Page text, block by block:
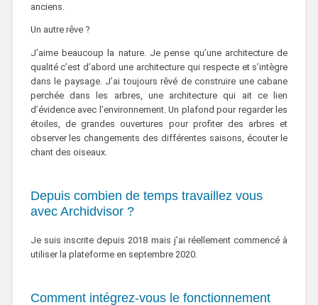
anciens.
Un autre rêve ?
J’aime beaucoup la nature. Je pense qu’une architecture de
qualité c’est d’abord une architecture qui respecte et s’intègre
dans le paysage. J’ai toujours rêvé de construire une cabane
perchée dans les arbres, une architecture qui ait ce lien
d’évidence avec l’environnement. Un plafond pour regarder les
étoiles, de grandes ouvertures pour profiter des arbres et
observer les changements des différentes saisons, écouter le
chant des oiseaux.
Depuis combien de temps travaillez vous
avec Archidvisor ?
Je suis inscrite depuis 2018 mais j’ai réellement commencé à
utiliser la plateforme en septembre 2020.
Comment intégrez-vous le fonctionnement